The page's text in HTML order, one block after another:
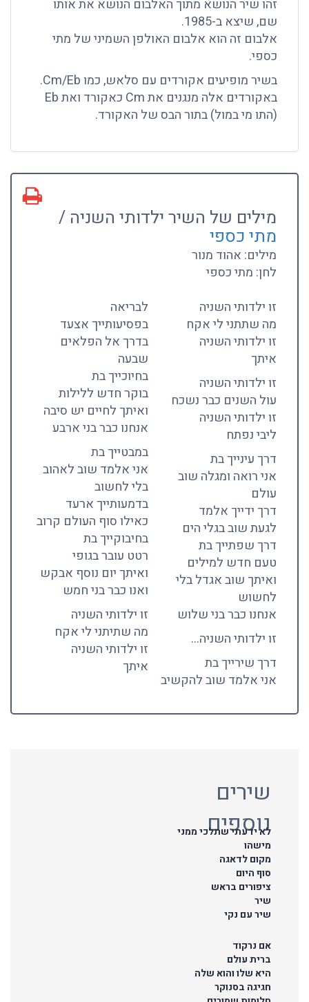
זהו שיר הנושא מתוך האלבום הנושא את אותו
שם, שיצא ב-1985.
אלבום זה הוא אלבום האולפן השמיני של מתי
כספי.
בשיר מופיעים אקורדים עם סלאש, כמו Cm/Eb.
באקורדים אלה מנגנים את Cm כאקורד ואת Eb
(התו מי במול) בתור הבס של האקורד.
מילים של השיר ילדותי השניה /
מתי כספי
מילים: אהוד מנור
לחן: מתי כספי
זו ילדותי השניה
מה שתתני לי אקח
זו ילדותי השניה
איתך
זו ילדותי השניה
עול השנים כבר נשכח
זו ילדותי השניה
ליבי נפתח
דרך עינייך בת
אני רואה ומגלה שוב
עולם
דרך ידייך אלמד
לגעת שוב בגלי הים
דרך שפתייך בת
טעם חדש למילים
ואיתך שוב אגדל בלי
לחשוש
אנחנו כבר בני שלוש
זו ילדותי השניה…
דרך שירייך בת
אני אלמד שוב להקשיב
לבריאה
בפסיעותייך אצעד
בדרך אל הפלאים
שבעה
בחיוכייך בת
בוקר חדש ללילות
ואיתך לחיים יש סיבה
אנחנו כבר בני ארבע
במבטייך בת
אני אלמד שוב לאהוב
בלי לחשוב
בדמעותייך ארעד
כאילו סוף העולם קרוב
בחיבוקייך בת
רטט עובר בגופי
ואיתך יום נוסף אבקש
ואנו כבר בני חמש
זו ילדותי השניה
מה שתיתני לי אקח
זו ילדותי השניה
איתך
שירים
נוספים
לא ידעתי שתלכי ממני
מישהו
מקום לדאגה
סוף היום
ציפורים בראש
שיר
שיר עם נקי
אם נרקוד
ברית עולם
היא שלו והוא שלה
חגיגה בסנוקר